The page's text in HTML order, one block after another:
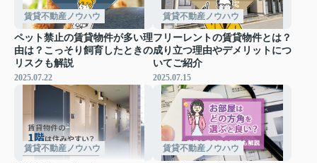
賃貸不動産ノウハウ
ペット禁止の賃貸物件が多い理
由は？こっそり飼育したときの
リスクも解説
2025.07.22
賃貸不動産ノウハウ
フリーレントの賃貸物件とは？
成り立つ理由やデメリットにつ
いてご紹介
2025.07.15
賃貸不動産ノウハウ 賃貸不動産ノウハウ